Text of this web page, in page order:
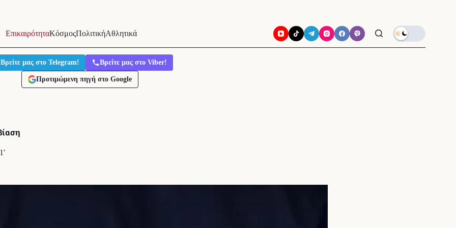
ΕπικαιρότηταΚόσμοςΠολιτικήΑθλητικά
Βρείτε μας στο Telegram! Βρείτε μας στο Viber!
Προτιμώμενη πηγή στο Google
1′